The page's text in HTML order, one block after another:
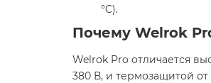
°C).​
Почему Welrok
Welrok Pro отличается
380 В, и термозащитой